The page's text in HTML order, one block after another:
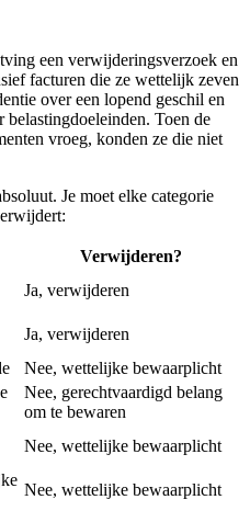
een verwijderingsverzoek en
facturen die ze wettelijk zeven
over een lopend geschil en
Toen de
vroeg, konden ze die niet
Je moet elke categorie
Verwijderen?
Ja, verwijderen
Ja, verwijderen
Nee, wettelijke bewaarplicht
Nee, gerechtvaardigd belang
om te bewaren
Nee, wettelijke bewaarplicht
Nee, wettelijke bewaarplicht